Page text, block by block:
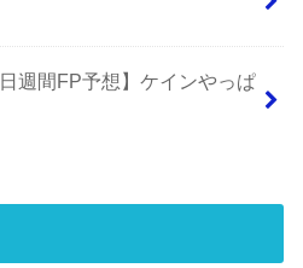
週間FP予想】ケインやっぱ